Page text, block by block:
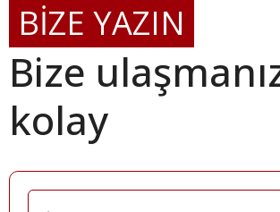
BİZE YAZIN
Bize
kolay